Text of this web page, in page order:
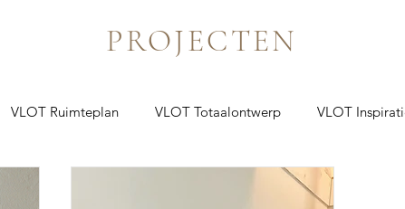
PROJECTEN
VLOT Ruimteplan VLOT Totaalontwerp VLOT